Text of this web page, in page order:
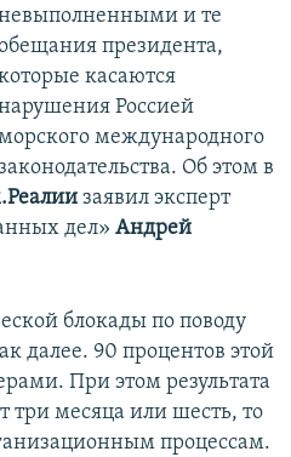
и те
президента,
касаются
Россией
международного
Об этом в
заявил эксперт
дел» Андрей
блокады по поводу
далее. 90 процентов этой
При этом результата
три месяца или шесть, то
процессам.